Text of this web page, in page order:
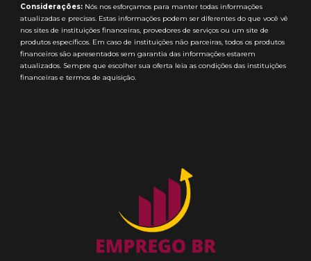
Considerações: Nós nos esforçamos para manter todas informações
atualizadas e precisas. Estas informações podem ser diferentes do que você vê
nos sites de instituições financeiras, provedores de serviços ou um site de
produtos específicos. Em caso de instituições não parceiras, todos os produtos
financeiros são apresentados sem garantia das informações estarem
atualizados. Sempre que escolher sua oferta leia as condições das instituições
financeiras e termos de aquisição.